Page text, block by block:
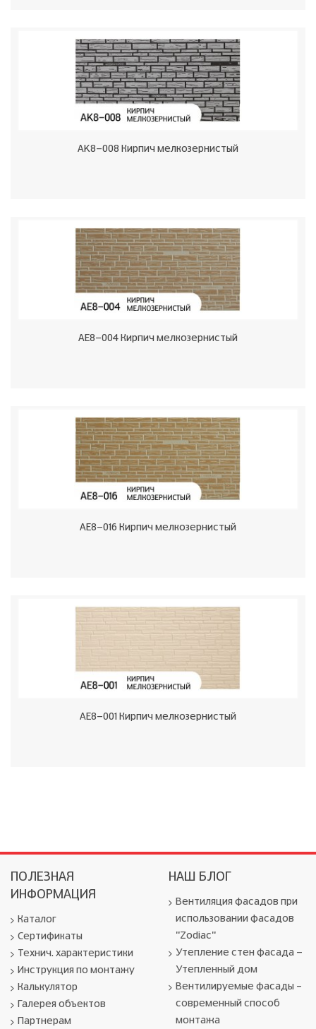
AK8-008 Кирпич мелкозернистый
AE8-004 Кирпич мелкозернистый
AE8-016 Кирпич мелкозернистый
AE8-001 Кирпич мелкозернистый
ПОЛЕЗНАЯ
ИНФОРМАЦИЯ
Каталог
Сертификаты
Технич. характеристики
Инструкция по монтажу
Калькулятор
Галерея объектов
Партнерам
НАШ БЛОГ
Вентиляция фасадов при
использовании фасадов
"Zodiac"
Утепление стен фасада -
Утепленный дом
Вентилируемые фасады –
современный способ
монтажа